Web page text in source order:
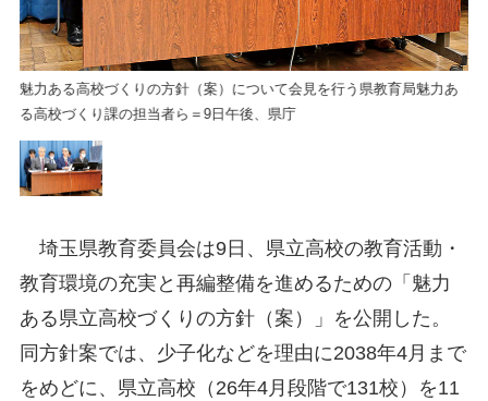
魅力ある高校づくりの方針（案）について会見を行う県教育局魅力あ
る高校づくり課の担当者ら＝9日午後、県庁
埼玉県教育委員会は9日、県立高校の教育活動・
教育環境の充実と再編整備を進めるための「魅力
ある県立高校づくりの方針（案）」を公開した。
同方針案では、少子化などを理由に2038年4月まで
をめどに、県立高校（26年4月段階で131校）を11